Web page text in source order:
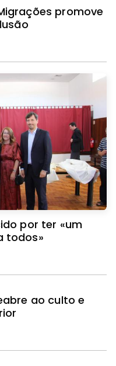
promove
por ter «um
todos»
ao culto e